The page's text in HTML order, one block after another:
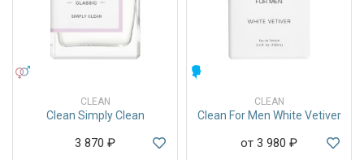
CLEAN
Clean Simply Clean
3 870 ₽
CLEAN
Clean For Men White Vetiver
от 3 980 ₽